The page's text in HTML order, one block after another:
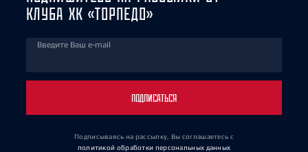
КЛУБА ХК «ТОРПЕДО»
Введите Ваш e-mail
ПОДПИСАТЬСЯ
Подписываясь на рассылку, Вы соглашаетесь с
политикой обработки персональных данных